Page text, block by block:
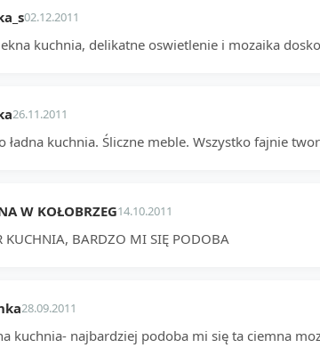
02.12.2011
kuchnia, delikatne oswietlenie i mozaika
26.11.2011
ładna kuchnia. Śliczne meble. Wszystko fajnie
W KOŁOBRZEG14.10.2011
KUCHNIA, BARDZO MI SIĘ PODOBA
28.09.2011
kuchnia- najbardziej podoba mi się ta ciemna